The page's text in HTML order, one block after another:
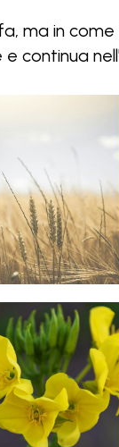
ma in come
e continua